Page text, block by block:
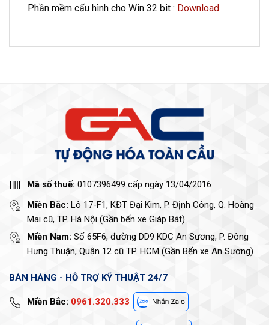
Phần mềm cấu hình cho Win 32 bit : Download
Mã số thuế: 0107396499 cấp ngày 13/04/2016
Miền Bắc: Lô 17-F1, KĐT Đại Kim, P. Định Công, Q. Hoàng
Mai cũ, TP. Hà Nội (Gần bến xe Giáp Bát)
Miền Nam: Số 65F6, đường DD9 KDC An Sương, P. Đông
Hưng Thuận, Quận 12 cũ TP. HCM (Gần Bến xe An Sương)
BÁN HÀNG - HỖ TRỢ KỸ THUẬT 24/7
Miền Bắc: 0961.320.333